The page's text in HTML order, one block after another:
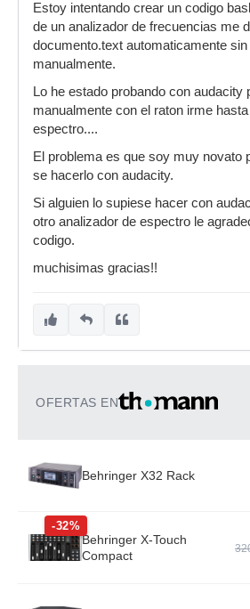
Estoy intentando crear un codigo
de un analizador de frecuencias me
documento.text automaticamente
manualmente.
Lo he estado probando con audacity
manualmente con el raton irme
espectro....
El problema es que soy muy novato
se hacerlo con audacity.
Si alguien lo supiese hacer con
otro analizador de espectro le
codigo.
muchisimas gracias!!
OFERTAS EN
Behringer X32 Rack
-32%
Behringer X-Touch
Compact